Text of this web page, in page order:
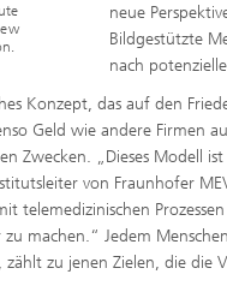
neue
Bildgestützte
nach
Konzept, das auf den
Geld wie andere Firmen
Zwecken. „Dieses Modell
von Fraunhofer
telemedizinischen
machen.“ Jedem
zählt zu jenen Zielen, die